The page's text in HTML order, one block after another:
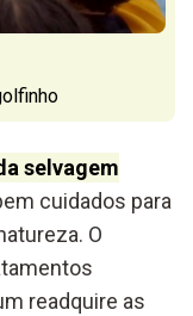
selvagem
cuidados para
O
readquire as